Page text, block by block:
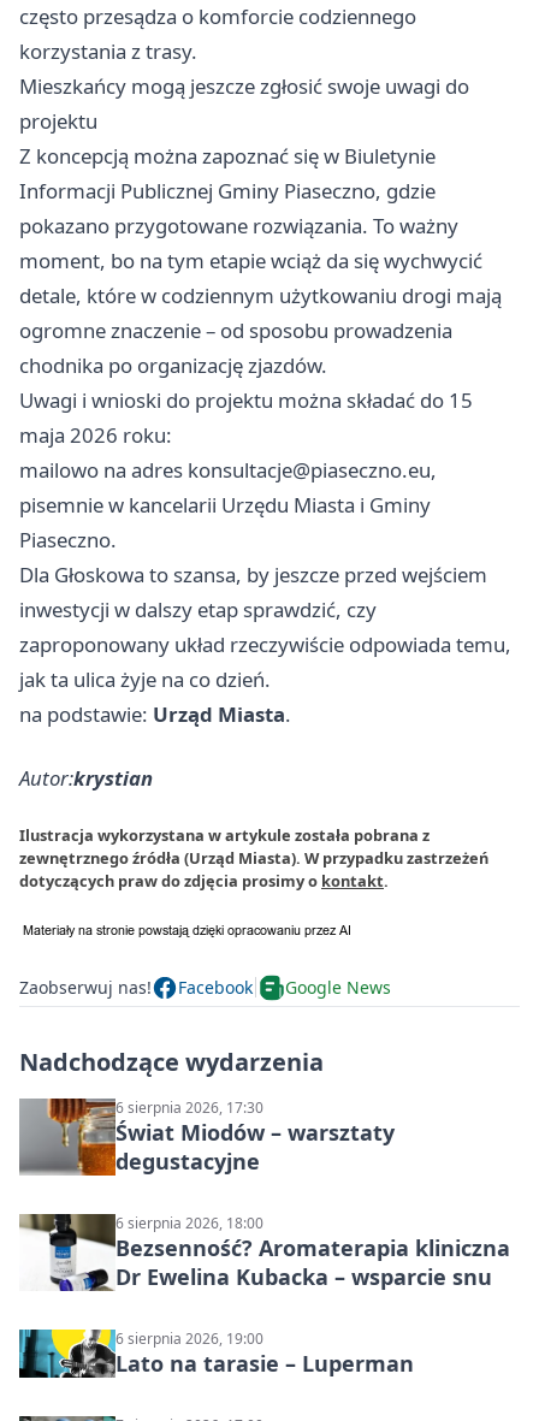
często przesądza o komforcie codziennego
korzystania z trasy.
Mieszkańcy mogą jeszcze zgłosić swoje uwagi do
projektu
Z koncepcją można zapoznać się w Biuletynie
Informacji Publicznej Gminy Piaseczno, gdzie
pokazano przygotowane rozwiązania. To ważny
moment, bo na tym etapie wciąż da się wychwycić
detale, które w codziennym użytkowaniu drogi mają
ogromne znaczenie – od sposobu prowadzenia
chodnika po organizację zjazdów.
Uwagi i wnioski do projektu można składać do 15
maja 2026 roku:
mailowo na adres konsultacje@piaseczno.eu,
pisemnie w kancelarii Urzędu Miasta i Gminy
Piaseczno.
Dla Głoskowa to szansa, by jeszcze przed wejściem
inwestycji w dalszy etap sprawdzić, czy
zaproponowany układ rzeczywiście odpowiada temu,
jak ta ulica żyje na co dzień.
na podstawie: Urząd Miasta.
Autor:krystian
Ilustracja wykorzystana w artykule została pobrana z
zewnętrznego źródła (Urząd Miasta). W przypadku zastrzeżeń
dotyczących praw do zdjęcia prosimy o kontakt.
Zaobserwuj nas! Facebook Google News
Nadchodzące wydarzenia
6 sierpnia 2026, 17:30
Świat Miodów – warsztaty
degustacyjne
6 sierpnia 2026, 18:00
Bezsenność? Aromaterapia kliniczna
Dr Ewelina Kubacka – wsparcie snu
6 sierpnia 2026, 19:00
Lato na tarasie – Luperman